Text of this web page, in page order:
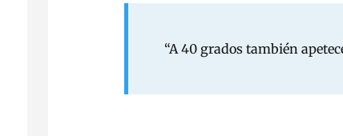
“A 40 grados también